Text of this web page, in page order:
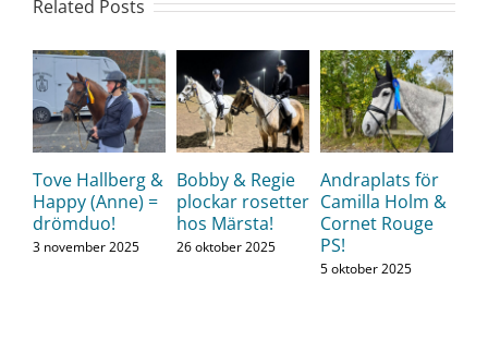
Related Posts
Tove Hallberg &
Happy (Anne) =
drömduo!
3 november 2025
Bobby & Regie
plockar rosetter
hos Märsta!
26 oktober 2025
Andraplats för
Camilla Holm &
Cornet Rouge
PS!
5 oktober 2025